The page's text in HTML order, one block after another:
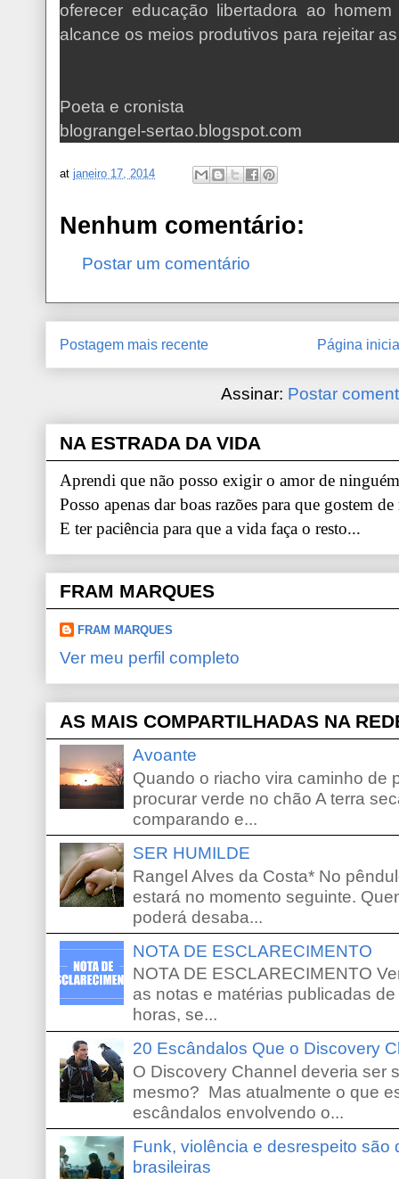
oferecer educação libertadora ao
alcance os meios produtivos para rejeitar
Poeta e cronista
blograngel-sertao.blogspot.com
at janeiro 17, 2014
Nenhum comentário:
Postar um comentário
Postagem mais recente Página
Assinar: Postar
NA ESTRADA DA VIDA
Aprendi que não posso exigir o amor de
Posso apenas dar boas razões para que gostem
E ter paciência para que a vida faça o resto...
FRAM MARQUES
FRAM MARQUES
Ver meu perfil completo
AS MAIS COMPARTILHADAS NA
Avoante
Quando o riacho vira caminho de
procurar verde no chão A terra
comparando e...
SER HUMILDE
Rangel Alves da Costa* No
estará no momento seguinte.
poderá desaba...
NOTA DE ESCLARECIMENTO
NOTA DE ESCLARECIMENTO
as notas e matérias publicadas
horas, se...
20 Escândalos Que o Discovery
O Discovery Channel deveria ser
mesmo? Mas atualmente o que
escândalos envolvendo o...
Funk, violência e desrespeito são
brasileiras